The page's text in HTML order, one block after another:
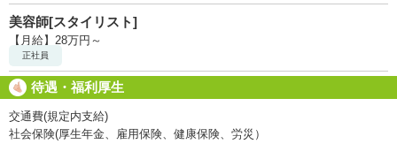
美容師[スタイリスト]
【月給】28万円～
正社員
待遇・福利厚生
交通費(規定内支給)
社会保険(厚生年金、雇用保険、健康保険、労災）